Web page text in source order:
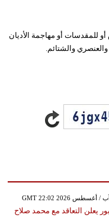
للمقدسات أو مهاجمة الأديان
والشتائم.
يعلن التعاقد مع محمد صلاح